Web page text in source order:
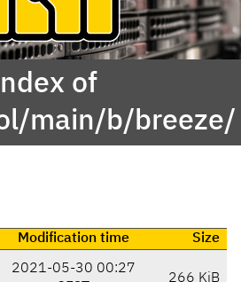
of
main/b/breeze/
Modification time
Size
2021-05-30 00:27
266 KiB